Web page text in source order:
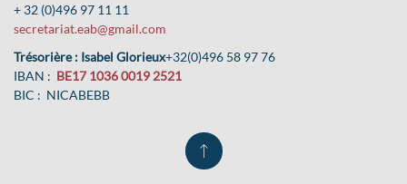
+ 32 (0)496 97 11 11
secretariat.eab@gmail.com
Trésorière : Isabel Glorieux+32(0)496 58 97 76
IBAN : BE17 1036 0019 2521
BIC : NICABEBB